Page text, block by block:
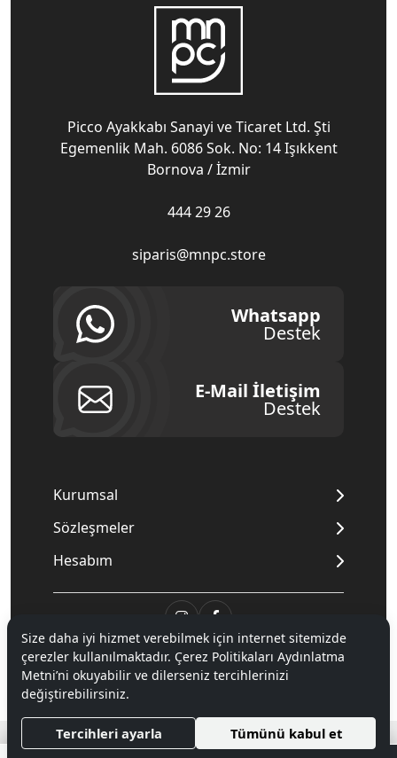
Picco Ayakkabı Sanayi ve Ticaret Ltd. Şti
Egemenlik Mah. 6086 Sok. No: 14 Işıkkent
Bornova / İzmir
444 29 26
siparis@mnpc.store
Whatsapp
Destek
E-Mail İletişim
Destek
Kurumsal
Sözleşmeler
Hesabım
© 2020Mnpc. Tüm hakları saklıdır.
Hipotenüs Yeni Nesil E-Ticaret Sistemleri ile Hazırlanmıştır.
Size daha iyi hizmet verebilmek için internet sitemizde
çerezler kullanılmaktadır. Çerez Politikaları Aydınlatma
Metni’ni okuyabilir ve dilerseniz tercihlerinizi
değiştirebilirsiniz.
Tercihleri ayarla Tümünü kabul et